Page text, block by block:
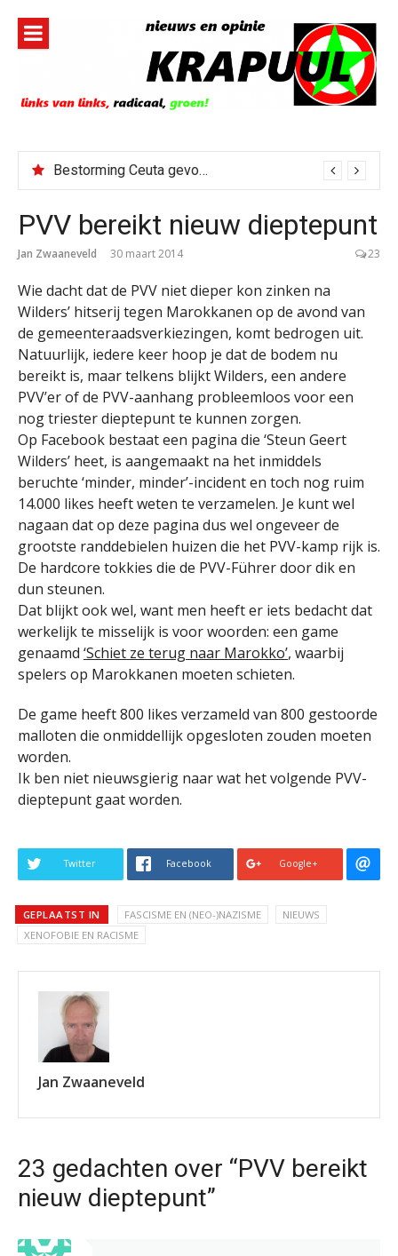
inhoud
Bestorming Ceuta gevolg van op sociale media verspreide hoax?
PVV bereikt nieuw dieptepunt
Jan Zwaaneveld 30 maart 2014 23
Wie dacht dat de PVV niet dieper kon zinken na
Wilders’ hitserij tegen Marokkanen op de avond van
de gemeenteraadsverkiezingen, komt bedrogen uit.
Natuurlijk, iedere keer hoop je dat de bodem nu
bereikt is, maar telkens blijkt Wilders, een andere
PVV’er of de PVV-aanhang probleemloos voor een
nog triester dieptepunt te kunnen zorgen.
Op Facebook bestaat een pagina die ‘Steun Geert
Wilders’ heet, is aangemaakt na het inmiddels
beruchte ‘minder, minder’-incident en toch nog ruim
14.000 likes heeft weten te verzamelen. Je kunt wel
nagaan dat op deze pagina dus wel ongeveer de
grootste randdebielen huizen die het PVV-kamp rijk is.
De hardcore tokkies die de PVV-Führer door dik en
dun steunen.
Dat blijkt ook wel, want men heeft er iets bedacht dat
werkelijk te misselijk is voor woorden: een game
genaamd ‘Schiet ze terug naar Marokko’, waarbij
spelers op Marokkanen moeten schieten.
De game heeft 800 likes verzameld van 800 gestoorde
malloten die onmiddellijk opgesloten zouden moeten
worden.
Ik ben niet nieuwsgierig naar wat het volgende PVV-
dieptepunt gaat worden.
Twitter Facebook Google+
GEPLAATST IN FASCISME EN (NEO-)NAZISME
NIEUWS
XENOFOBIE EN RACISME
Jan Zwaaneveld
23 gedachten over “PVV bereikt
nieuw dieptepunt”